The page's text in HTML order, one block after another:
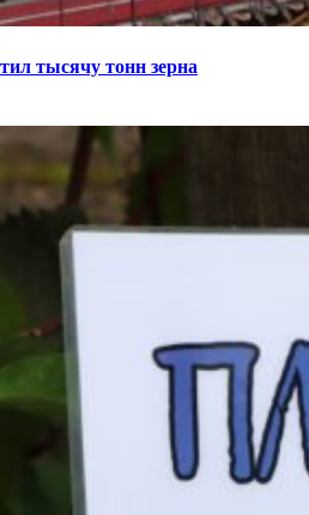
тысячу тонн зерна